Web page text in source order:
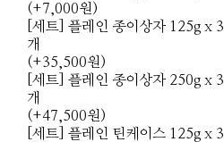
(+7,000원)
[세트] 플레인 종이상자 125g x 3
개
(+35,500원)
[세트] 플레인 종이상자 250g x 3
개
(+47,500원)
[세트] 플레인 틴케이스 125g x 3